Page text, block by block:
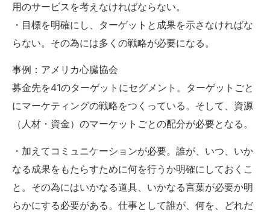
用のサービスを考えなければならない。
・目標を明確にし、ターゲットと成果を示さなければな
らない。その為には多くの戦略が必要になる。
事例：アメリカ心臓協会
募金先を41のターゲットにセグメント。ターゲットごと
にマーケティングの戦略をつくっている。そして、資源
（人材・資金）のマーケットごとの配分が必要となる。
・加えてコミュニケーションが必要。誰が、いつ、いか
なる成果をもたらすために何を行うか明確にしておくこ
と。その為にはいかなる道具、いかなる言葉が必要か明
らかにする必要がある。仕事として誰が、何を、どれだ